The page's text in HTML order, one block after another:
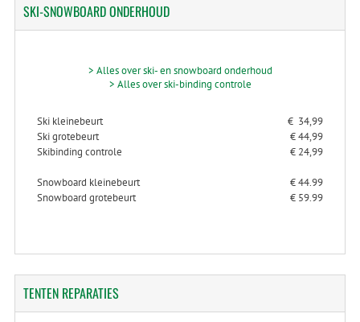
SKI-SNOWBOARDONDERHOUD
> Alles over ski- en snowboard onderhoud
> Alles over ski-binding controle
Ski kleinebeurt
€ 34,99
Ski grotebeurt
€ 44,99
Skibinding controle
€ 24,99
Snowboard kleinebeurt
€ 44.99
Snowboard grotebeurt
€ 59.99
TENTENREPARATIES